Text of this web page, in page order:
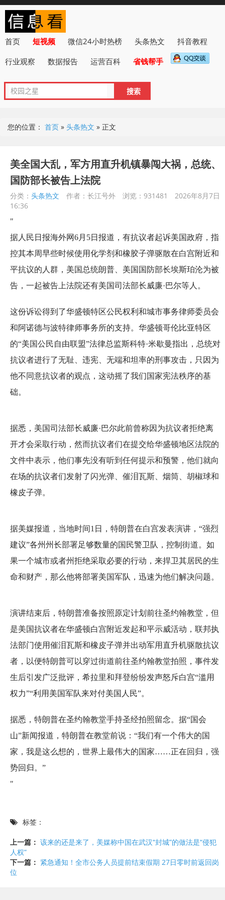
首页 短视频 微信24小时热榜 头条热文
抖音教程
行业观察
数据报告 运营百科 省钱帮手
您的位置： 首页 » 头条热文 » 正文
美全国大乱，军方用直升机镇暴闯大祸，总统、
国防部长被告上法院
分类： 头条热文 作者：长江号外 浏览：931481
2026年8月7日
16:36
"
据人民日报海外网6月5日报道，有抗议者起诉美国政府，指
控其本周早些时候使用化学剂和橡胶子弹驱散在白宫附近和
平抗议的人群，美国总统朗普、美国国防部长埃斯珀沦为被
告，一起被告上法院还有美国司法部长威廉·巴尔等人。
这份诉讼得到了华盛顿特区公民权利和城市事务律师委员会
和阿诺德与波特律师事务所的支持。华盛顿哥伦比亚特区
的“美国公民自由联盟”法律总监斯科特·米歇曼指出，总统对
抗议者进行了无耻、违宪、无端和坦率的刑事攻击，只因为
他不同意抗议者的观点，这动摇了我们国家宪法秩序的基
础。
据悉，美国司法部长威廉·巴尔此前曾称因为抗议者拒绝离
开才会采取行动，然而抗议者们在提交给华盛顿地区法院的
文件中表示，他们事先没有听到任何提示和预警，他们就向
在场的抗议者们发射了闪光弹、催泪瓦斯、烟筒、胡椒球和
橡皮子弹。
据美媒报道，当地时间1日，特朗普在白宫发表演讲，“强烈
建议”各州州长部署足够数量的国民警卫队，控制街道。如
果一个城市或者州拒绝采取必要的行动，来捍卫其居民的生
命和财产，那么他将部署美国军队，迅速为他们解决问题。
演讲结束后，特朗普准备按照原定计划前往圣约翰教堂，但
是美国抗议者在华盛顿白宫附近发起和平示威活动，联邦执
法部门使用催泪瓦斯和橡皮子弹并出动军用直升机驱散抗议
者，以便特朗普可以穿过街道前往圣约翰教堂拍照，事件发
生后引发广泛批评，希拉里和拜登纷纷发声怒斥白宫“滥用
权力”“利用美国军队来对付美国人民”。
据悉，特朗普在圣约翰教堂手持圣经拍照留念。据“国会
山”新闻报道，特朗普在教堂前说：“我们有一个伟大的国
家，我是这么想的，世界上最伟大的国家……正在回归，强
势回归。”
"
标签：
上一篇： 该来的还是来了，美媒称中国在武汉“封城”的做法是“侵犯
人权”
下一篇： 紧急通知！全市公务人员提前结束假期 27日零时前返回岗
位